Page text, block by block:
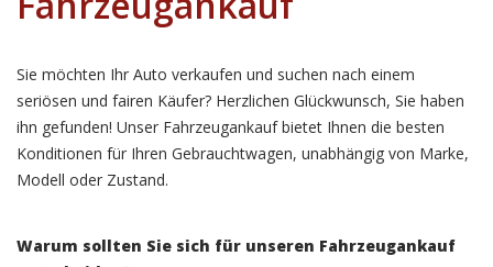
Sie möchten Ihr Auto verkaufen und suchen nach einem
seriösen und fairen Käufer? Herzlichen Glückwunsch, Sie haben
ihn gefunden! Unser Fahrzeugankauf bietet Ihnen die besten
Konditionen für Ihren Gebrauchtwagen, unabhängig von Marke,
Modell oder Zustand.
Warum sollten Sie sich für unseren Fahrzeugankauf